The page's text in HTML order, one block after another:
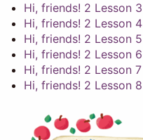
Hi, friends! 2 Lesson 3
Hi, friends! 2 Lesson 4
Hi, friends! 2 Lesson 5
Hi, friends! 2 Lesson 6
Hi, friends! 2 Lesson 7
Hi, friends! 2 Lesson 8